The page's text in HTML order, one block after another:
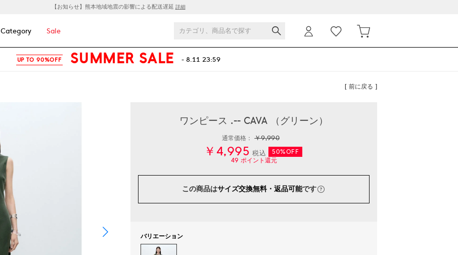
【お知らせ】熊本地域地震の影響による配送遅延 詳細
Category Sale
UP TO 90%OFF SUMMER SALE - 8.11 23:59
[ 前に戻る ]
ワンピース .-- CAVA （グリーン）
通常価格：￥9,990
￥4,995 税込
50%OFF
49 ポイント還元
この商品はサイズ交換無料・返品可能です
バリエーション